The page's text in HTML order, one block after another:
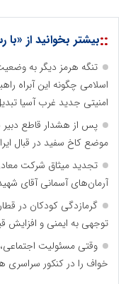
::بیشتر بخوانید از
تنگه هرمز دیگر به
اسلامی چگونه این آبراه
امنیتی جدید غرب آسیا
پس از هشدار قاطع دبیر
موضع کاخ سفید در قبال
تجدید میثاق شرکت
آرمان‌های آسمانی آقای
گرمازدگی کودکان در
توجهی به ایمنی و افزایش
وقتی مسئولیت
خواف را در کنکور سراسری